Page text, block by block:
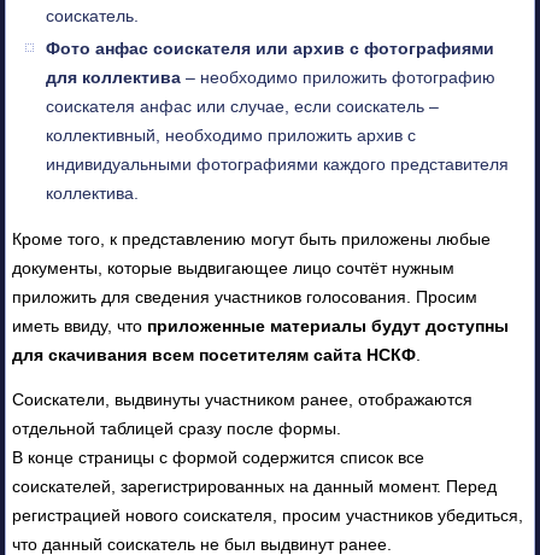
соискатель.
Фото анфас соискателя или архив с фотографиями
для коллектива – необходимо приложить фотографию
соискателя анфас или случае, если соискатель –
коллективный, необходимо приложить архив с
индивидуальными фотографиями каждого представителя
коллектива.
Кроме того, к представлению могут быть приложены любые
документы, которые выдвигающее лицо сочтёт нужным
приложить для сведения участников голосования. Просим
иметь ввиду, что приложенные материалы будут доступны
для скачивания всем посетителям сайта НСКФ
Соискатели, выдвинуты участником ранее, отображаются
отдельной таблицей сразу после формы.
В конце страницы с формой содержится список все
соискателей, зарегистрированных на данный момент. Перед
регистрацией нового соискателя, просим участников убедиться,
что данный соискатель не был выдвинут ранее.